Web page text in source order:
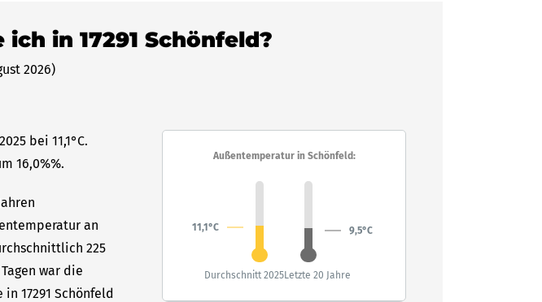
in 17291 Schönfeld?
2026)
bei 11,1°C.
16,0%%.
an
225
war die
17291 Schönfeld
Außentemperatur in Schönfeld:
11,1°C 9,5°C
Durchschnitt 2025Letzte 20 Jahre